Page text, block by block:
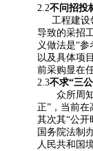
2.2不问招投
工程建设
导致的采招
义做法是“
以及具体项
前采购显在
2.3不求“三
众所周
正”，当前
其次其“公
国务院法制
人民共和国